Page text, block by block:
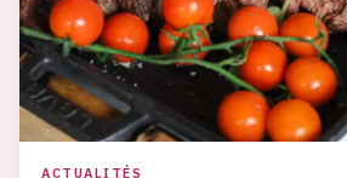
ACTUALITÉS